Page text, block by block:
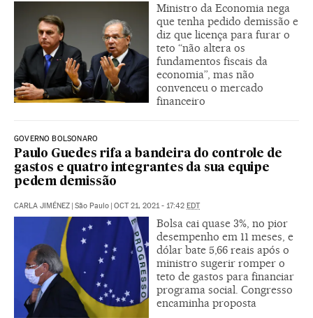
Ministro da Economia nega
que tenha pedido demissão e
diz que licença para furar o
teto “não altera os
fundamentos fiscais da
economia”, mas não
convenceu o mercado
financeiro
GOVERNO BOLSONARO
Paulo Guedes rifa a bandeira do controle de
gastos e quatro integrantes da sua equipe
pedem demissão
CARLA JIMÉNEZ | São Paulo | OCT 21, 2021 - 17:42 EDT
Bolsa cai quase 3%, no pior
desempenho em 11 meses, e
dólar bate 5,66 reais após o
ministro sugerir romper o
teto de gastos para financiar
programa social. Congresso
encaminha proposta